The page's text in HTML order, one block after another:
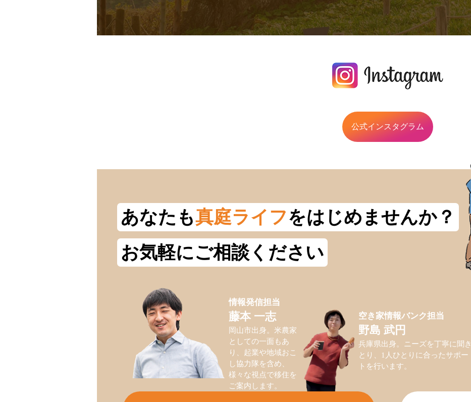
公式インスタグラム
あなたも真庭ライフをはじめませんか？
お気軽にご相談ください
情報発信担当
藤本 一志
岡山市出身。米農家
としての一面もあ
り、起業や地域おこ
し協力隊を含め、
様々な視点で移住を
ご案内します。
空き家情報バンク担当
野島 武円
兵庫県出身。ニーズを丁寧に聞き
とり、1人ひとりに合ったサポー
トを行います。